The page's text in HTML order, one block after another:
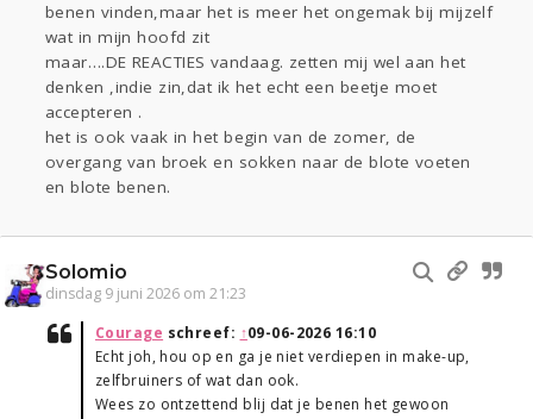
benen vinden,maar het is meer het ongemak bij mijzelf
wat in mijn hoofd zit
maar….DE REACTIES vandaag. zetten mij wel aan het
denken ,indie zin,dat ik het echt een beetje moet
accepteren .
het is ook vaak in het begin van de zomer, de
overgang van broek en sokken naar de blote voeten
en blote benen.
Solomio
dinsdag 9 juni 2026 om 21:23
Courage schreef: ↑09-06-2026 16:10
Echt joh, hou op en ga je niet verdiepen in make-up,
zelfbruiners of wat dan ook.
Wees zo ontzettend blij dat je benen het gewoon